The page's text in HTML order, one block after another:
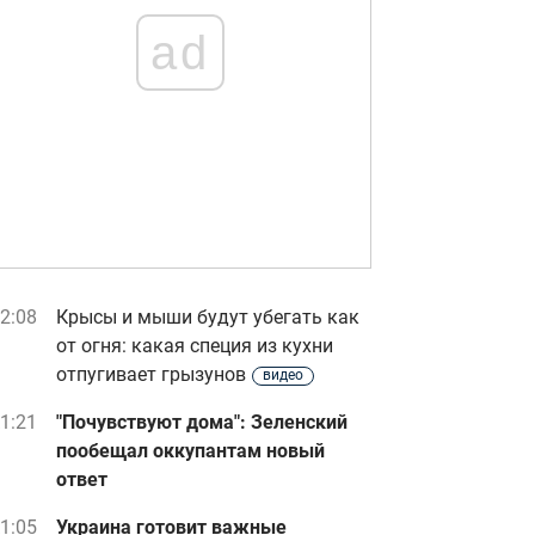
ad
Крысы и мыши будут убегать как
от огня: какая специя из кухни
отпугивает грызунов
видео
"Почувствуют дома": Зеленский
пообещал оккупантам новый
ответ
Украина готовит важные